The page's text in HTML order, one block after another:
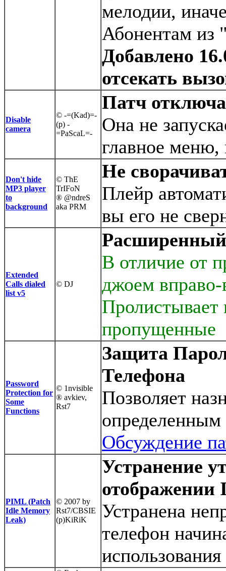
мелодии,
Абонентам из
Добавлено
отсекать
Disable
camera
© -=(Kad)=-
(p) -
=PaScaL=-
Патч
Она не
главное меню,
Don't hide
MP3 player
to
background
© ThE
TrIFoN
® @ndreS
aka PRM
Не
Плейр
вы его не
Extended
Calls dialed
list v5
© DJ
Расширенный
В отличие от
джоем вправо-
Пролистывает
пропущенные
Password
Protection for
Some
Functions
© 1nvisible
® avkiev,
Rst7
Защита
Телефона
Позволяет
Обсуждение
PIML (Patch
Idle Memory
Leak)
© 2007 by
Rst7/CBSIE
(p)KiRiK
Устранение
отображении
Устранена
телефон
использования